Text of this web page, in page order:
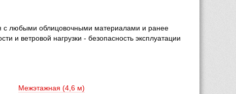
с любыми облицовочными материалами и ранее
и ветровой нагрузки - безопасность эксплуатации
Межэтажная (4,6 м)